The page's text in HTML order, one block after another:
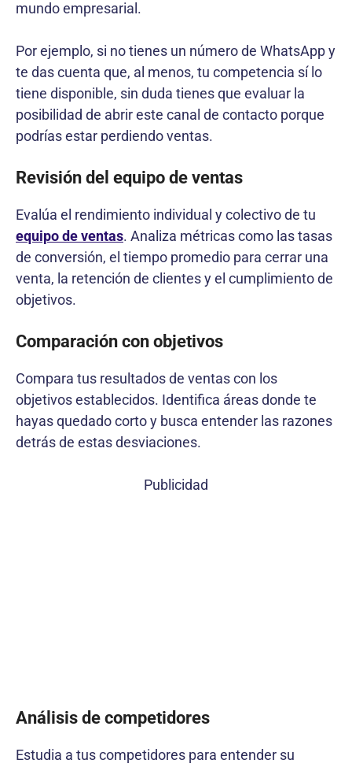
mundo empresarial.
Por ejemplo, si no tienes un número de WhatsApp y
te das cuenta que, al menos, tu competencia sí lo
tiene disponible, sin duda tienes que evaluar la
posibilidad de abrir este canal de contacto porque
podrías estar perdiendo ventas.
Revisión del equipo de ventas
Evalúa el rendimiento individual y colectivo de tu
equipo de ventas. Analiza métricas como las tasas
de conversión, el tiempo promedio para cerrar una
venta, la retención de clientes y el cumplimiento de
objetivos.
Comparación con objetivos
Compara tus resultados de ventas con los
objetivos establecidos. Identifica áreas donde te
hayas quedado corto y busca entender las razones
detrás de estas desviaciones.
Publicidad
Análisis de competidores
Estudia a tus competidores para entender su